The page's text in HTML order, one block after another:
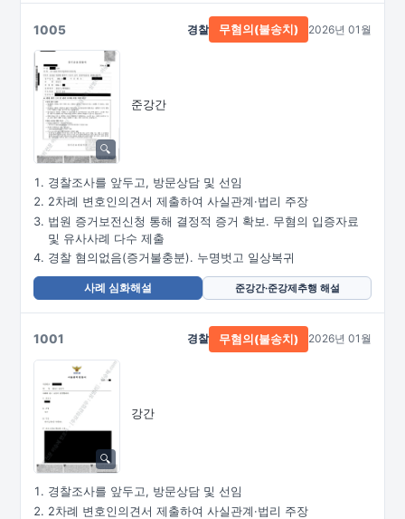
1005
준강간
경찰 무혐의(불송치) 2026년 01월
경찰조사를 앞두고, 방문상담 및 선임
2차례 변호인의견서 제출하여 사실관계·법리 주장
법원 증거보전신청 통해 결정적 증거 확보. 무혐의 입증자료
및 유사사례 다수 제출
경찰 혐의없음(증거불충분). 누명벗고 일상복귀
사례 심화해설 준강간·준강제추행 해설
1001
강간
경찰 무혐의(불송치) 2026년 01월
경찰조사를 앞두고, 방문상담 및 선임
2차례 변호인의견서 제출하여 사실관계·법리 주장